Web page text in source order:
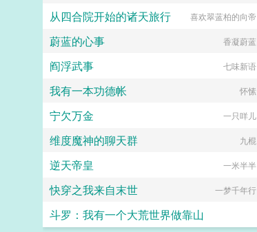
从四合院开始的诸天旅行 喜欢翠蓝柏的向帝
蔚蓝的心事 香凝蔚蓝
阎浮武事 七味新语
我有一本功德帐 怀愫
宁欠万金 一只咩儿
维度魔神的聊天群 九棍
逆天帝皇 一米半半
快穿之我来自末世 一梦千年行
斗罗：我有一个大荒世界做靠山